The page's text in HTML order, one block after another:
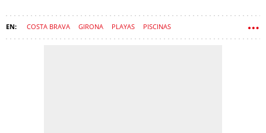
COSTA BRAVA GIRONA PLAYAS PISCINAS